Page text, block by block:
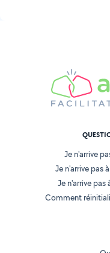
Je n'arrive
Je n'arrive pas
Je n'arrive
Comment